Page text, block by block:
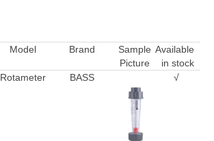
Available
in stock
Sample
Picture
Brand
Model
√
BASS
Rotameter